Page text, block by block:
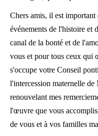
Chers amis, il est
événements de l'histoire et
canal de la bonté et de
vous et pour tous ceux qui
s'occupe votre Conseil
l'intercession maternelle
renouvelant mes
l'œuvre que vous
de vous et à vos familles